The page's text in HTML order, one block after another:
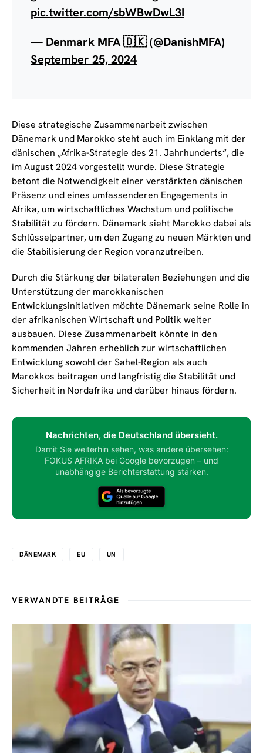
pic.twitter.com/sbWBwDwL3I
— Denmark MFA 🇩🇰 (@DanishMFA)
September 25, 2024
Diese strategische Zusammenarbeit zwischen
Dänemark und Marokko steht auch im Einklang mit der
dänischen „Afrika-Strategie des 21. Jahrhunderts“, die
im August 2024 vorgestellt wurde. Diese Strategie
betont die Notwendigkeit einer verstärkten dänischen
Präsenz und eines umfassenderen Engagements in
Afrika, um wirtschaftliches Wachstum und politische
Stabilität zu fördern. Dänemark sieht Marokko dabei als
Schlüsselpartner, um den Zugang zu neuen Märkten und
die Stabilisierung der Region voranzutreiben.
Durch die Stärkung der bilateralen Beziehungen und die
Unterstützung der marokkanischen
Entwicklungsinitiativen möchte Dänemark seine Rolle in
der afrikanischen Wirtschaft und Politik weiter
ausbauen. Diese Zusammenarbeit könnte in den
kommenden Jahren erheblich zur wirtschaftlichen
Entwicklung sowohl der Sahel-Region als auch
Marokkos beitragen und langfristig die Stabilität und
Sicherheit in Nordafrika und darüber hinaus fördern.
Nachrichten, die Deutschland übersieht.
Damit Sie weiterhin sehen, was andere übersehen:
FOKUS AFRIKA bei Google bevorzugen – und
unabhängige Berichterstattung stärken.
DÄNEMARK EU UN
VERWANDTE BEITRÄGE